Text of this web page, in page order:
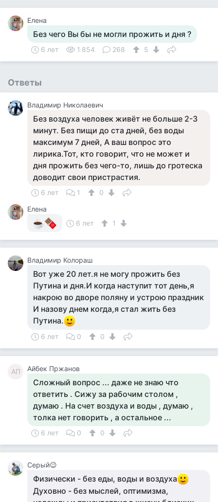
Елена
Без чего Вы бы не могли прожить и дня ?
6 лет 1 854 268 5
Ответы
Владимир Николаевич
Без воздуха человек живёт не больше 2-3
минут. Без пищи до ста дней, без воды
максимум 7 дней, А ваш вопрос это
лирика.Тот, кто говорит, что не может и
дня прожить без чего-то, лишь до гротеска
доводит свои пристрастия.
6 лет 1
0
Елена
6 лет
1
Владимир Колораш
Вот уже 20 лет.я не могу прожить без
Путина и дня.И когда наступит тот день,я
накрою во дворе поляну и устрою праздник
И назову днем когда,я стал жить без
Путина.
6 лет 0 0
АП Айбек Пржанов
Сложный вопрос ... даже не знаю что
ответить . Сижу за рабочим столом ,
думаю . На счет воздуха и воды , думаю ,
толка нет говорить , а остальное ...
6 лет 0 0
Серый😉
Физически - без еды, воды и воздуха
Духовно - без мыслей, оптимизма,